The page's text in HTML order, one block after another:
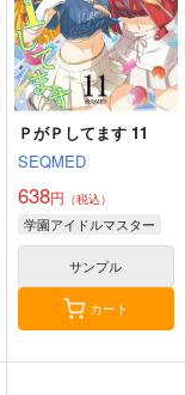
オリジナル
サンプル
ＰがＰしてます 11
SEQMED
638円 （税込）
学園アイドルマスター
サンプル
カート